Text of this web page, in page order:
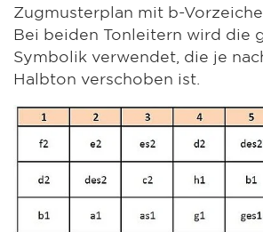
Zugmusterplan mit b-
Bei beiden Tonleitern wird die
Symbolik verwendet, die je
Halbton verschoben ist.